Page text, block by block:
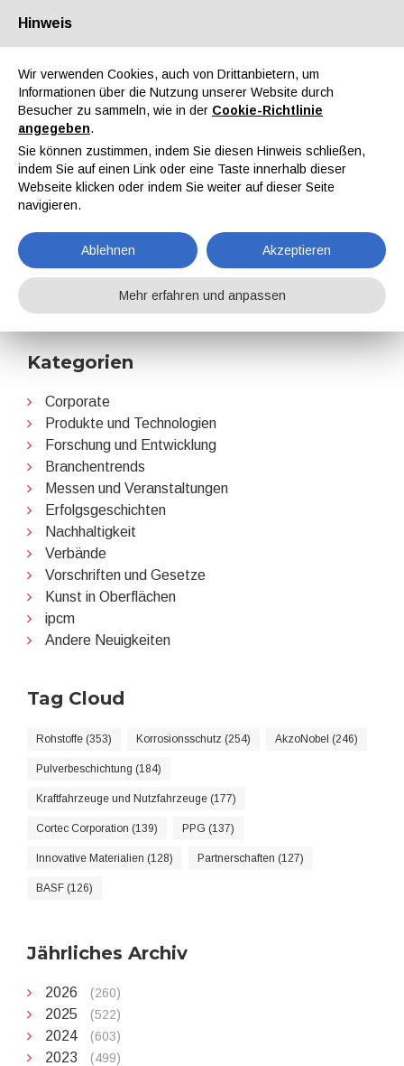
Über uns Partner Kontakt Reservierter Bereich
EN IT DE ES
Merck
Home Nachrichten Merck
Kategorien
Corporate
Produkte und Technologien
Forschung und Entwicklung
Branchentrends
Messen und Veranstaltungen
Erfolgsgeschichten
Nachhaltigkeit
Verbände
Vorschriften und Gesetze
Kunst in Oberflächen
ipcm
Andere Neuigkeiten
Tag Cloud
Rohstoffe (353) Korrosionsschutz (254) AkzoNobel (246)
Pulverbeschichtung (184)
Kraftfahrzeuge und Nutzfahrzeuge (177)
Cortec Corporation (139) PPG (137)
Innovative Materialien (128) Partnerschaften (127)
BASF (126)
Jährliches Archiv
2026 (260)
2025 (522)
2024 (603)
2023 (499)
Hinweis
Wir verwenden Cookies, auch von Drittanbietern, um
Informationen über die Nutzung unserer Website durch
Besucher zu sammeln, wie in der Cookie-Richtlinie
angegeben.
Sie können zustimmen, indem Sie diesen Hinweis schließen,
indem Sie auf einen Link oder eine Taste innerhalb dieser
Webseite klicken oder indem Sie weiter auf dieser Seite
navigieren.
Ablehnen Akzeptieren
Mehr erfahren und anpassen